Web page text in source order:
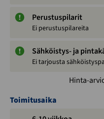
Perustuspilarit
Ei perustuspilareita
Sähköistys- ja
Ei tarjousta
Hinta-
Toimitusaika